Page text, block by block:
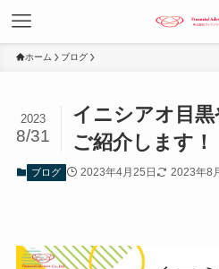
ホーム ブログ
イニシアオ目
ご紹介します！
2023
8/31
ブログ 2023年4月25日 2023年8